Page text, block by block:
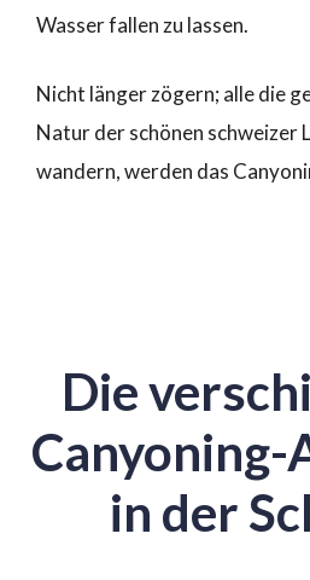
Wasser fallen zu lassen.
Nicht länger zögern; alle die
Natur der schönen schweizer
wandern, werden das
Die
Canyoning-
in der